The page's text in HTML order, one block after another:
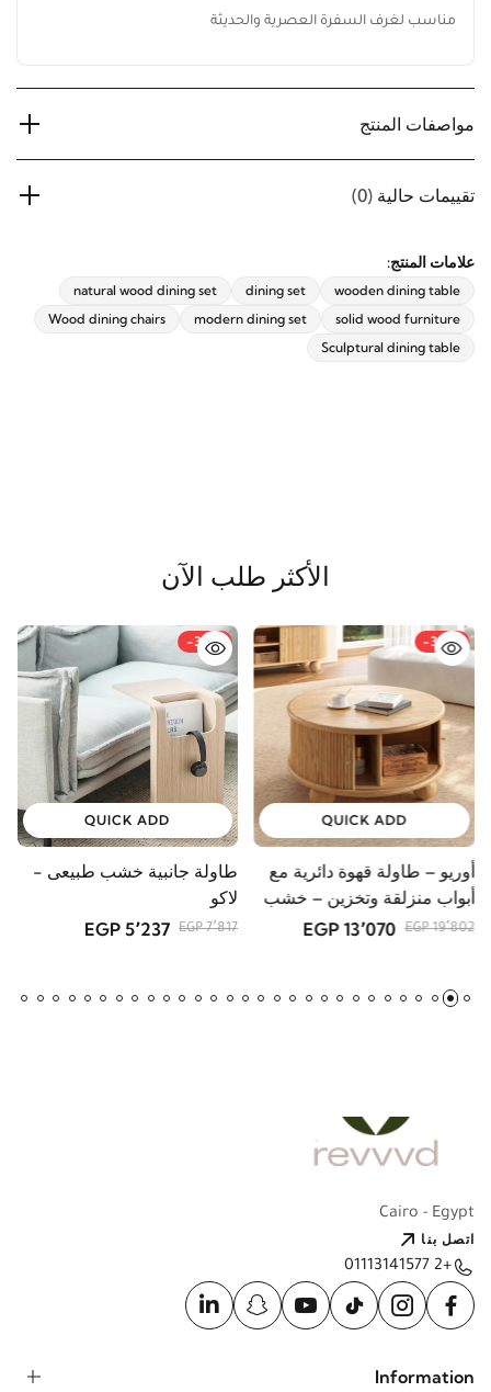
علامات المنتج:
wooden dining table
dining set
natural wood dining set
solid wood furniture
الأكثر طلب الآن
-34%
QUICK ADD
أوريو – طاولة قهوة دائرية مع
أبواب منزلقة وتخزين – خشب
-33%
QUICK ADD
طاولة جانبية خشب طبيعى -
لاكو
Cairo - Egypt
اتصل بنا
+2 01113141577